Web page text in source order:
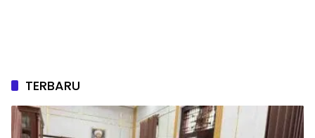
TERBARU